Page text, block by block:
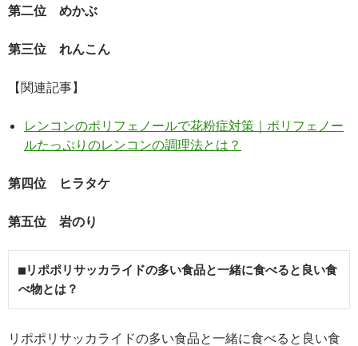
第二位 めかぶ
第三位 れんこん
【関連記事】
レンコンのポリフェノールで花粉症対策｜ポリフェノー
ルたっぷりのレンコンの調理法とは？
第四位 ヒラタケ
第五位 岩のり
■リポポリサッカライドの多い食品と一緒に食べると良い食
べ物とは？
リポポリサッカライドの多い食品と一緒に食べると良い食